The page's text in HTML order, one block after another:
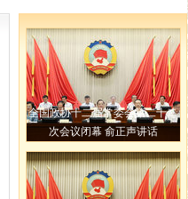
全国政协十二届常委会第二十二
次会议闭幕 俞正声讲话